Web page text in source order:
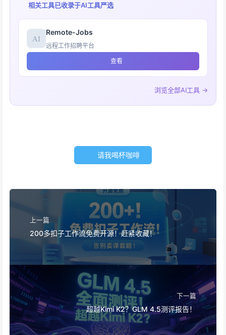
相关工具已收录于AI工具严选
Remote-Jobs
远程工作招聘平台
查看
浏览全部AI工具 →
请我喝杯咖啡
上一篇
200多扣子工作流免费开源！赶紧收藏！
下一篇
超越Kimi K2？GLM 4.5测评报告！